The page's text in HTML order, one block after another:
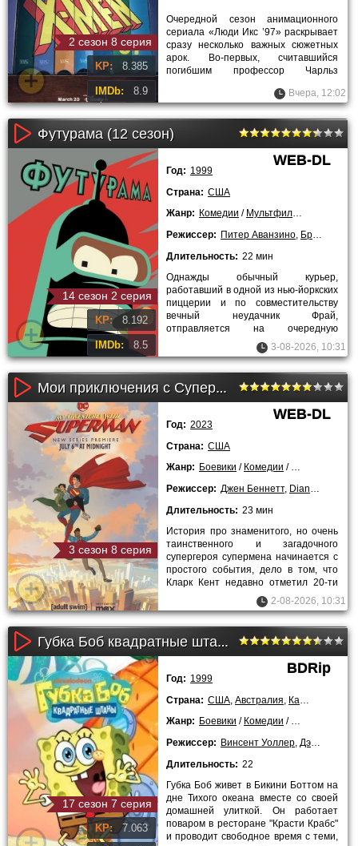
2 сезон 8 серия
KP: 8.385
IMDb: 8.9
Очередной сезон анимационного
сериала «Люди Икс ’97» раскрывает
сразу несколько важных сюжетных
арок. Во-первых, считавшийся
погибшим профессор Чарльз
Вчера, 12:02
Футурама (12 сезон)
14 сезон 2 серия
KP: 8.192
IMDb: 8.5
WEB-DL
Год: 1999
Страна: США
Жанр: Комедии / Мультфильмы
Режиссер: Питер Аванзино, Брэт Хааланд
Длительность: 22 мин
Однажды обычный курьер,
работавший в одной из нью-йоркских
пиццерии и по совместительству
вечный неудачник Фрай,
отправляется на очередную
доставку и оказавшись в здании
сверхсекретной
3-08-2026, 10:31
Мои приключения с Суперменом (2 сезон)
3 сезон 8 серия
WEB-DL
Год: 2023
Страна: США
Жанр: Боевики / Комедии / Мультфильмы
Режиссер: Джен Беннетт, Diana Huh
Длительность: 23 мин
История про знаменитого, но очень
таинственного и загадочного
супергероя супермена начинается с
простого события, дело в том, что
Кларк Кент недавно отметил 20-ти
летие, и все приключения в2-08-2026, 10:31
Губка Боб квадратные штаны (1999)
17 сезон 7 серия
KP: 7.063
BDRip
Год: 1999
Страна: США Австралия Канада
Жанр: Боевики / Комедии / Мультфильмы
Режиссер: Винсент Уоллер, Дэйв Каннингэм
Длительность: 22
Губка Боб живет в Бикини Боттом на
дне Тихого океана вместе со своей
домашней улиткой. Он работает
поваром в ресторане "Красти Крабс"
и проводит свободное время с теми,